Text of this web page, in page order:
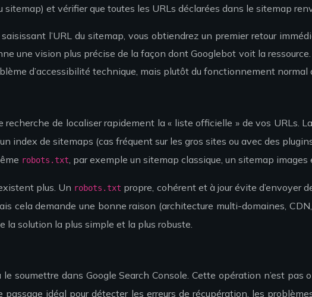
et vérifier que toutes les URLs déclarées dans le sitemap
l’URL du sitemap, vous obtiendrez un premier retour
une vision plus précise de la façon dont Googlebot voit la
d’accessibilité technique, mais plutôt du fonctionnement normal
recherche de localiser rapidement la « liste officielle » de vos URLs.
index de sitemaps (cas fréquent sur les gros sites ou avec des
robots.txt, par exemple un sitemap classique, un sitemap
plus. Un robots.txt propre, cohérent et à jour évite d’envoyer
cela demande une bonne raison (architecture multi-domaines,
la solution la plus simple et la plus robuste.
le soumettre dans Google Search Console. Cette opération n’est
idéal pour détecter les erreurs de récupération, les